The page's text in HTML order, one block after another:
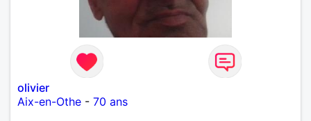
olivier
Aix-en-Othe - 70 ans